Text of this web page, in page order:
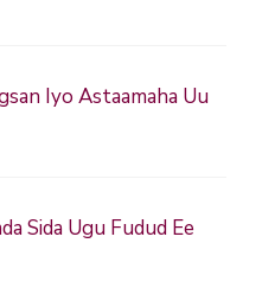
Iyo Astaamaha Uu
Sida Ugu Fudud Ee